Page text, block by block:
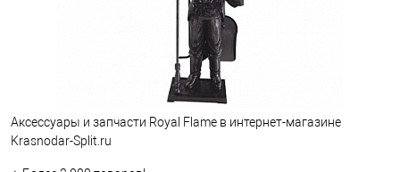
Аксессуары и запчасти Royal Flame в интернет-магазине
Krasnodar-Split.ru